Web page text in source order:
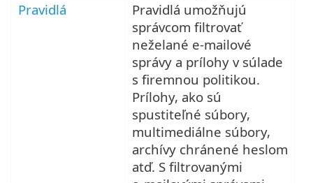
Pravidlá
Pravidlá umožňujú
správcom filtrovať
neželané e‑mailové
správy a prílohy v súlade
s firemnou politikou.
Prílohy, ako sú
spustiteľné súbory,
multimediálne súbory,
archívy chránené heslom
atď. S filtrovanými